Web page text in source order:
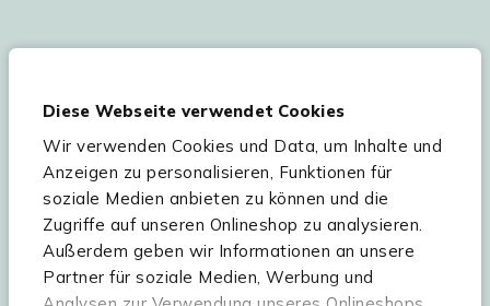
Diese Webseite verwendet Cookies
Wir verwenden Cookies und Data, um Inhalte und
Anzeigen zu personalisieren, Funktionen für
soziale Medien anbieten zu können und die
Zugriffe auf unseren Onlineshop zu analysieren.
Außerdem geben wir Informationen an unsere
Partner für soziale Medien, Werbung und
Einstellungen verarbeitet. Abmeldung jederzeit
möglich.
Teilnahmebedingungen Gutscheinaktion lesen.
Hilfe & Service
Sortiment